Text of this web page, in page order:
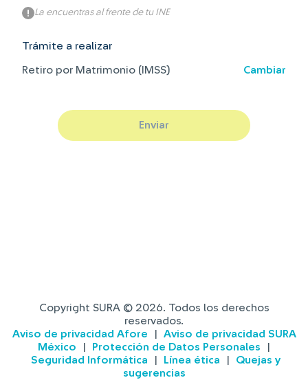
La encuentras al frente de tu INE
Trámite a realizar
Retiro por Matrimonio (IMSS) Cambiar
Enviar
Copyright SURA © 2026. Todos los derechos
reservados.
Aviso de privacidad Afore
Aviso de privacidad SURA
México
Protección de Datos Personales
Seguridad Informática
Línea ética
Quejas y
sugerencias